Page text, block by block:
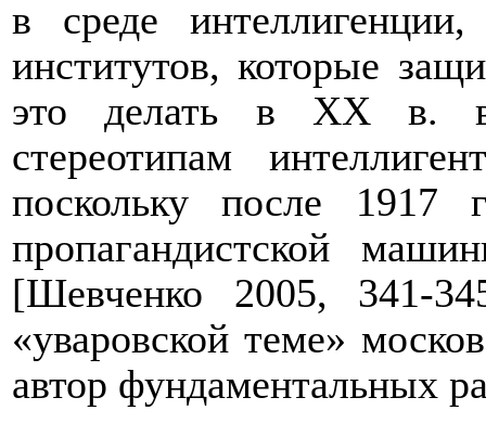
в среде
институтов, которые
это делать в XXв. в
стереотипам
поскольку после
пропагандистской
[Шевченко 2005, 341-
«уваровской теме»
автор фундаментальных